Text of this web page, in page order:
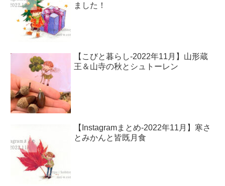
ました！
【こびと暮らし-2022年11月】山形蔵
王＆山寺の秋とシュトーレン
【Instagramまとめ-2022年11月】寒さ
とみかんと皆既月食